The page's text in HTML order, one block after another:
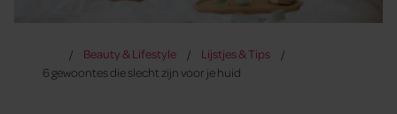
Beauty & Lifestyle
Lijstjes & Tips
6 gewoontes die slecht zijn voor je huid